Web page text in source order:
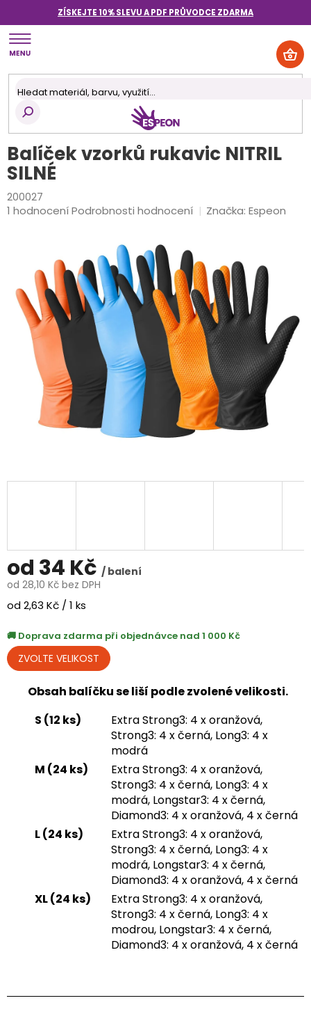
obsah
ZÍSKEJTE 10% SLEVU A PDF PRŮVODCE ZDARMA
Balíček vzorků rukavic NITRIL
SILNÉ
200027
Průměrné
hvězdiček.
1 hodnoceníPodrobnosti hodnocení Značka:Espeon
od 34 Kč / balení
od 28,10 Kč bez DPH
Měrná
od 2,63 Kč / 1 ks
Doprava zdarma při objednávce nad 1 000 Kč
Obsah balíčku se liší podle zvolené velikosti.
S (12 ks)
Extra Strong3: 4 x oranžová,
Strong3: 4 x černá, Long3: 4 x
modrá
M (24 ks)
Extra Strong3: 4 x oranžová,
Strong3: 4 x černá, Long3: 4 x
modrá, Longstar3: 4 x černá,
Diamond3: 4 x oranžová, 4 x černá
L (24 ks)
Extra Strong3: 4 x oranžová,
Strong3: 4 x černá, Long3: 4 x
modrá, Longstar3: 4 x černá,
Diamond3: 4 x oranžová, 4 x černá
XL (24 ks)
Extra Strong3: 4 x oranžová,
Strong3: 4 x černá, Long3: 4 x
modrou, Longstar3: 4 x černá,
Diamond3: 4 x oranžová, 4 x černá